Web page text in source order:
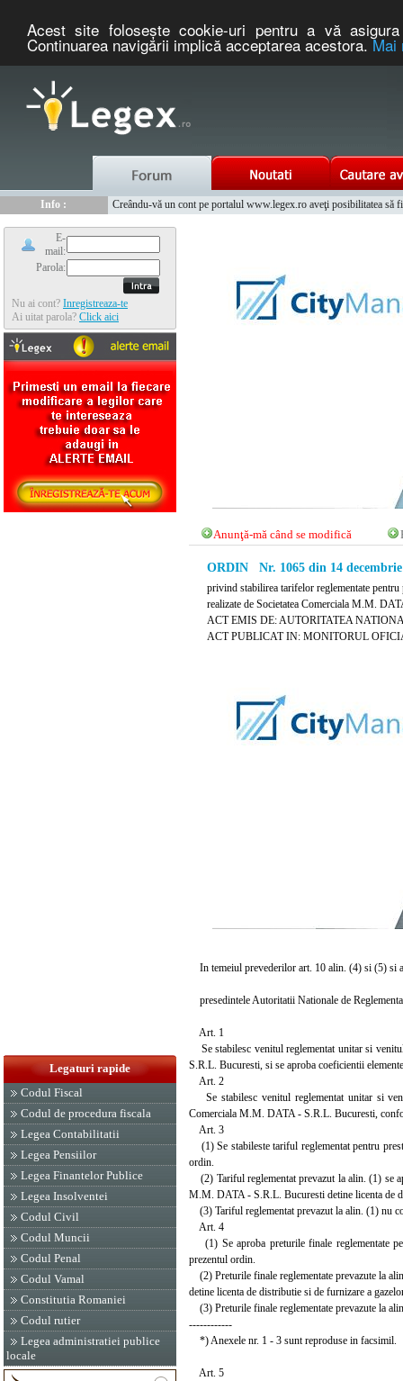
Acest site foloseşte cookie-uri pentru a vă
Continuarea navigării implică acceptarea acestora.Mai
Info :
Creându-vă un cont pe portalul www.legex.ro aveţi posibilitatea
Info :
www.tntauto.ro - Managementul Integrat al Parcului Auto
E-
mail:
Parola:
Nu ai cont? Inregistreaza-te
Ai uitat parola? Click aici
Legaturi rapide
Codul Fiscal
Codul de procedura fiscala
Legea Contabilitatii
Legea Pensiilor
Legea Finantelor Publice
Legea Insolventei
Codul Civil
Codul Muncii
Codul Penal
Codul Vamal
Constitutia Romaniei
Codul rutier
Legea administratiei publice
locale
Anunţă-mă când se modifică
ORDIN Nr. 1065 din 14 decembrie
privind stabilirea tarifelor reglementate
realizate de Societatea Comerciala M.M.
ACT EMIS DE: AUTORITATEA
ACT PUBLICAT IN: MONITORUL
In temeiul prevederilor art. 10 alin. (4) si (5) si
presedintele Autoritatii Nationale de
Art. 1
Se stabilesc venitul reglementat unitar si
S.R.L. Bucuresti, si se aproba coeficientii
Art. 2
Se stabilesc venitul reglementat unitar si
Comerciala M.M. DATA - S.R.L. Bucuresti,
Art. 3
(1) Se stabileste tariful reglementat pentru
ordin.
(2) Tariful reglementat prevazut la alin. (1) se
M.M. DATA - S.R.L. Bucuresti detine licenta de
(3) Tariful reglementat prevazut la alin. (1) nu
Art. 4
(1) Se aproba preturile finale reglementate
prezentul ordin.
(2) Preturile finale reglementate prevazute la
detine licenta de distributie si de furnizare a
(3) Preturile finale reglementate prevazute la
------------
*) Anexele nr. 1 - 3 sunt reproduse in facsimil.
Art. 5